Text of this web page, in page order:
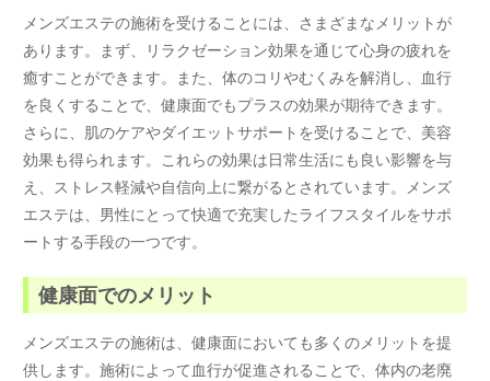
メンズエステの施術を受けることには、さまざまなメリットが
あります。まず、リラクゼーション効果を通じて心身の疲れを
癒すことができます。また、体のコリやむくみを解消し、血行
を良くすることで、健康面でもプラスの効果が期待できます。
さらに、肌のケアやダイエットサポートを受けることで、美容
効果も得られます。これらの効果は日常生活にも良い影響を与
え、ストレス軽減や自信向上に繋がるとされています。メンズ
エステは、男性にとって快適で充実したライフスタイルをサポ
ートする手段の一つです。
健康面でのメリット
メンズエステの施術は、健康面においても多くのメリットを提
供します。施術によって血行が促進されることで、体内の老廃